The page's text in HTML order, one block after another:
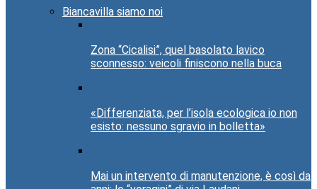
Biancavilla siamo noi
Zona “Cicalisi”, quel basolato lavico
sconnesso: veicoli finiscono nella buca
«Differenziata, per l’isola ecologica io non
esisto: nessuno sgravio in bolletta»
Mai un intervento di manutenzione, è così da